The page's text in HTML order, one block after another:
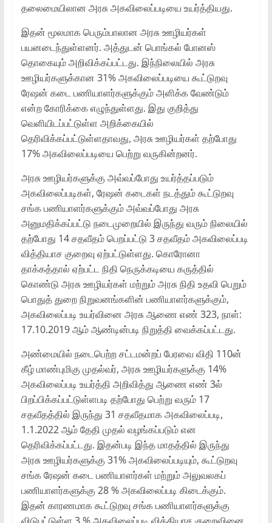
தலைமையிலான அரசு அகவிலைப்படியை உயர்த்தியது.
இதன் மூலமாக பெரும்பாலான அரசு ஊழியர்கள்
பயனடைந்துள்ளனர். அத்துடன் பொங்கல் போனஸ்
தொகையும் அறிவிக்கப்பட்டது. இந்நிலையில் அரசு
ஊழியர்களுக்கான 31% அகவிலைப்படியை கூட்டுறவு
ரேஷன் கடை பணியாளர்களுக்கும் அளிக்க வேண்டும்
என்ற கோரிக்கை எழுந்துள்ளது. இது குறித்து
வெளியிடப்பட்டுள்ள அறிக்கையில்
தெரிவிக்கப்பட்டுள்ளதாவது, அரசு ஊழியர்கள் தற்போது
17% அகவிலைப்படியை பெற்று வருகின்றனர்.
அரசு ஊழியர்களுக்கு அவ்வப்போது உயர்த்தப்படும்
அகவிலைப்படிகள், ரேஷன் கடைகள் நடத்தும் கூட்டுறவு
சங்க பணியாளர்களுக்கும் அவ்வப்போது அரசு
அனுமதிக்கப்பட்டு நடைமுறையில் இருந்து வரும் நிலையில்
தற்போது 14 சதவீதம் பெறப்பட்டு 3 சதவீதம் அகவிலைப்படி
வித்தியாச குறைவு ஏற்பட்டுள்ளது. கொரோனா
தாக்கத்தால் ஏற்பட்ட நிதி நெருக்கடியை கருத்தில்
கொண்டு அரசு ஊழியர்கள் மற்றும் அரசு நிதி உதவி பெறும்
பொதுத் துறை நிறுவனங்களின் பணியாளர்களுக்கும்,
அகவிலைப்படி உயர்வினை அரசு ஆணை எண் 323, நாள்:
17.10.2019 ஆம் ஆண்டின்படி நிறுத்தி வைக்கப்பட்டது.
அண்மையில் நடைபெற்ற சட்டமன்றப் பேரவை விதி 110ன்
கீழ் மாண்புமிகு முதல்வர், அரசு ஊழியர்களுக்கு 14%
அகவிலைப்படி உயர்த்தி அறிவித்து ஆணை எண் 3ல்
பிறப்பிக்கப்பட்டுள்ளபடி தற்போது பெற்று வரும் 17
சதவீதத்தில் இருந்து 31 சதவீதமாக அகவிலைப்படி,
1.1.2022 ஆம் தேதி முதல் வழங்கப்படும் என
தெரிவிக்கப்பட்டது. இதன்படி இந்த மாதத்தில் இருந்து
அரசு ஊழியர்களுக்கு 31% அகவிலைப்படியும், கூட்டுறவு
சங்க ரேஷன் கடை பணியாளர்கள் மற்றும் அலுவலகப்
பணியாளர்களுக்கு 28 % அகவிலைப்படி கிடைக்கும்.
இதன் காரணமாக கூட்டுறவு சங்க பணியாளர்களுக்கு